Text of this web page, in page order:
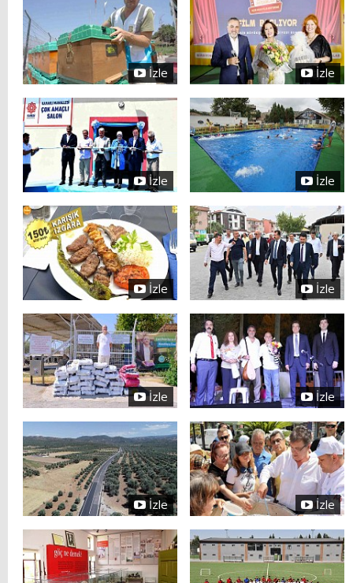
İzle İzle
İzle İzle
İzle İzle
İzle İzle
İzle İzle